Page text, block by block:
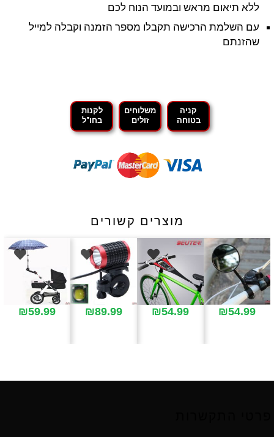
ללא תיאום מראש ובמועד הנוח לכם
עם השלמת הרכישה תקבלו מספר הזמנה וקבלה למייל
שהזנתם
קניה
בטוחה
משלוחים
זולים
לקנות
בחו"ל
מוצרים קשורים
₪54.99
₪54.99
₪89.99
₪59.99